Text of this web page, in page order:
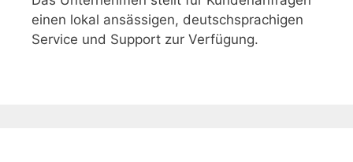
einen lokal ansässigen, deutschsprachigen
Service und Support zur Verfügung.